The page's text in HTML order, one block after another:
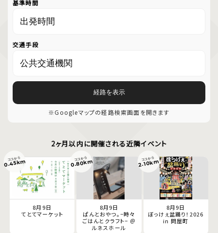
基準時間
交通手段
経路を表示
※Googleマップの経路検索画面を開きます
2ヶ月以内に開催される近隣イベント
8月9日
てとてマーケット
ココから
0.45km
8月9日
ぱんとおやつ。−時々
ごはんとクラフト− ＠
ルネスホール
ココから
0.80km
8月9日
ぼっけぇ盆踊り！2026
in 問屋町
ココから
2.10km